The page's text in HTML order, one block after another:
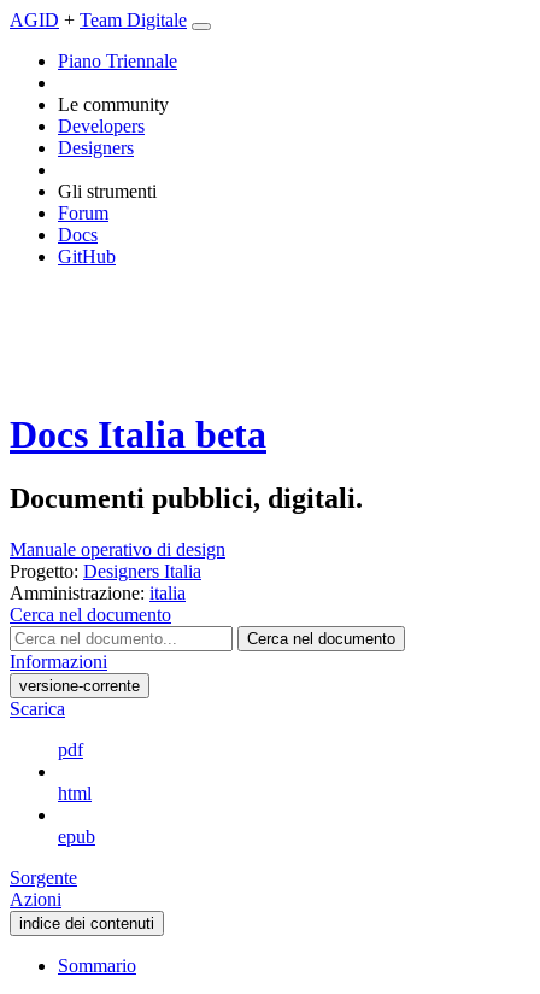
AGID + Team Digitale
Piano Triennale
Le community
Developers
Designers
Gli strumenti
Forum
Docs
GitHub
Docs Italia beta
Documenti pubblici, digitali.
Manuale operativo di design
Progetto: Designers Italia
Amministrazione: italia
Cerca nel documento
Cerca nel documento
Informazioni
versione-corrente
Scarica
pdf
html
epub
Sorgente
Azioni
indice dei contenuti
Sommario